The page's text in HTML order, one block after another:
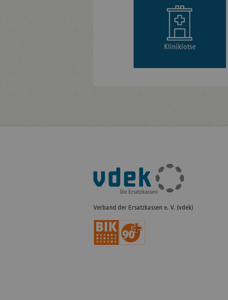
Kliniklotse
Fußleisten-
Navigation
Verband der Ersatzkassen e. V. (vdek)